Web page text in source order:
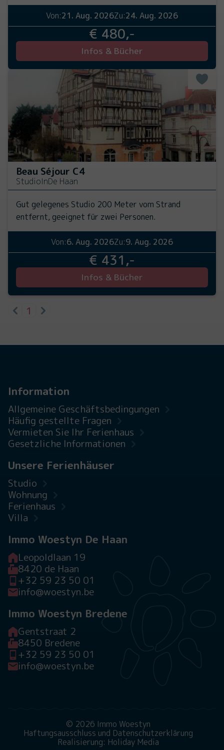
Von:21. Aug. 2026Zu:24. Aug. 2026
€ 480,-
Infos & Bücher
Beau Séjour C4
StudioInDe Haan
Gut gelegenes Studio 200 Meter vom Strand
entfernt, geeignet für zwei Personen.
Von:6. Aug. 2026Zu:9. Aug. 2026
€ 431,-
Infos & Bücher
1
Information
Allgemeine Geschäftsbedingungen
Häufig gestellte Fragen
Vermieten Sie Ihr Ferienhaus
Gesetzliche Informationen
Unsere Ferienhäuser
Studio
Wohnung
Ferienhaus
Villa
Immo Woestyn De Haan
Leopoldlaan 19
8420 de Haan
+32 59 23 50 01
info@woestyn.be
Immo Woestyn Bredene
Gentstraat 2
8450 Bredene
+32 59 23 50 01
info@woestyn.be
© 2026 Immo Woestyn
Haftungsausschluss und Datenschutzerklärung
Realisierung: Holiday Media